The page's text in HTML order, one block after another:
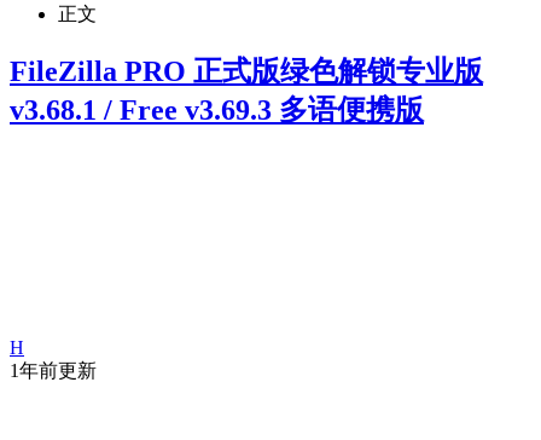
正文
FileZilla PRO 正式版绿色解锁专业版
v3.68.1 / Free v3.69.3 多语便携版
H
1年前更新